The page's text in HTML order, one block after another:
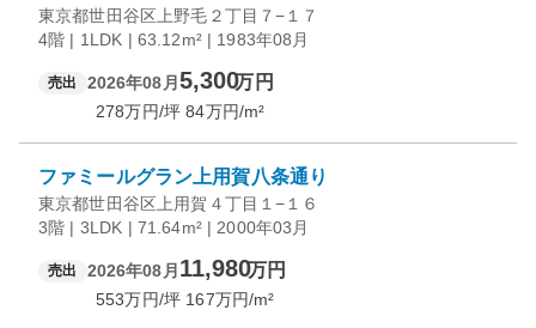
東京都世田谷区上野毛２丁目７−１７
4階 | 1LDK | 63.12m² | 1983年08月
売出 2026年08月 5,300万円
278万円/坪 84万円/m²
ファミールグラン上用賀八条通り
東京都世田谷区上用賀４丁目１−１６
3階 | 3LDK | 71.64m² | 2000年03月
売出 2026年08月 11,980万円
553万円/坪 167万円/m²